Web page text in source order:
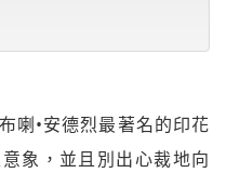
喇•安德烈最著名的印花
象，並且別出心裁地向